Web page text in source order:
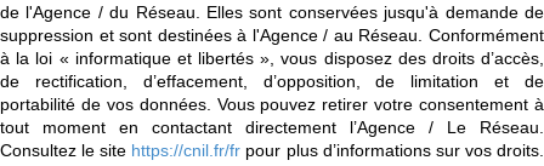
de l'Agence / du Réseau. Elles sont conservées jusqu'à demande de
suppression et sont destinées à l'Agence / au Réseau. Conformément
à la loi « informatique et libertés », vous disposez des droits d’accès,
de rectification, d’effacement, d’opposition, de limitation et de
portabilité de vos données. Vous pouvez retirer votre consentement à
tout moment en contactant directement l’Agence / Le Réseau.
Consultez le site https://cnil.fr/fr pour plus d’informations sur vos droits.